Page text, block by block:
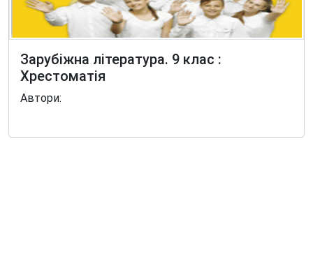
Зарубіжна література. 9 клас :
Хрестоматія
Автори: